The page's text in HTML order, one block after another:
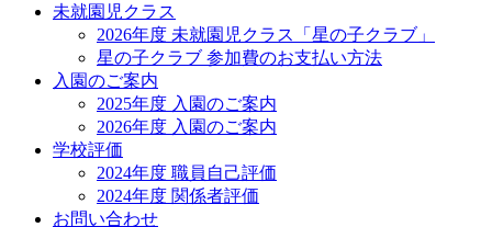
未就園児クラス
2026年度 未就園児クラス「星の子クラブ」
星の子クラブ 参加費のお支払い方法
入園のご案内
2025年度 入園のご案内
2026年度 入園のご案内
学校評価
2024年度 職員自己評価
2024年度 関係者評価
お問い合わせ